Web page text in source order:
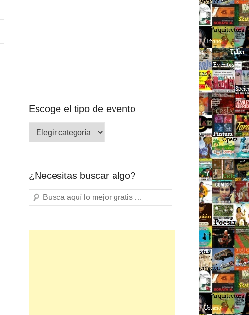
Escoge el tipo de evento
¿Necesitas buscar algo?
Buscar